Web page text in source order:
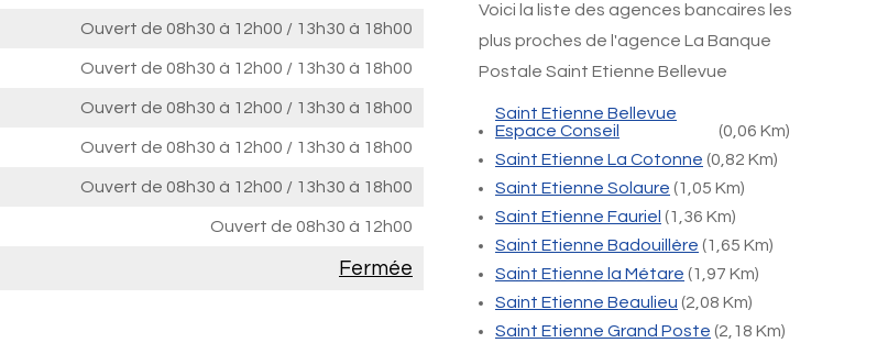
Ouvert de 08h30 à 12h00 / 13h30 à 18h00
Ouvert de 08h30 à 12h00 / 13h30 à 18h00
Ouvert de 08h30 à 12h00 / 13h30 à 18h00
Ouvert de 08h30 à 12h00 / 13h30 à 18h00
Ouvert de 08h30 à 12h00 / 13h30 à 18h00
Ouvert de 08h30 à 12h00
Fermée
Voici la liste des agences bancaires les
plus proches de l'agence La Banque
Postale Saint Etienne Bellevue
Saint Etienne Bellevue
Espace Conseil
(0,06 Km)
Saint Etienne La Cotonne (0,82 Km)
Saint Etienne Solaure (1,05 Km)
Saint Etienne Fauriel (1,36 Km)
Saint Etienne Badouillère (1,65 Km)
Saint Etienne la Métare (1,97 Km)
Saint Etienne Beaulieu (2,08 Km)
Saint Etienne Grand Poste (2,18 Km)